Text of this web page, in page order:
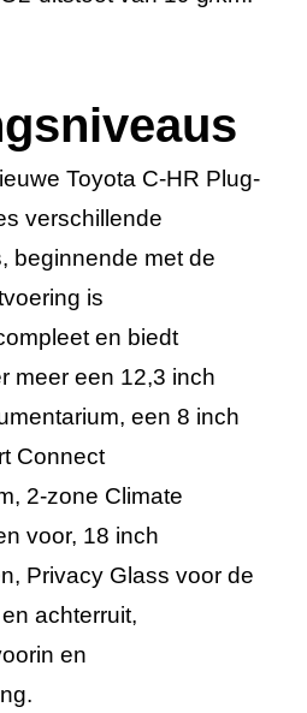
Toyota C-HR Plug-
verschillende
beginnende met de
is
en biedt
meer een 12,3 inch
een 8 inch
Connect
2-zone Climate
voor, 18 inch
Privacy Glass voor de
achterruit,
en